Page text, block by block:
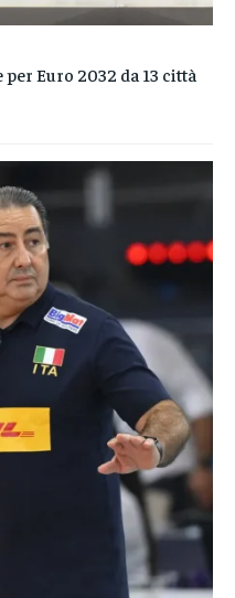
Euro 2032 da 13 città